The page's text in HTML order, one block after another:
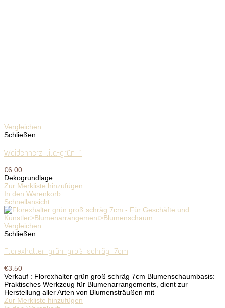
Vergleichen
Schließen
Weidenherz lila-grün 1
€6.00
Dekogrundlage
Zur Merkliste hinzufügen
In den Warenkorb
Schnellansicht
Vergleichen
Schließen
Florexhalter grün groß schräg 7cm
€3.50
Verkauf : Florexhalter grün groß schräg 7cm Blumenschaumbasis:
Praktisches Werkzeug für Blumenarrangements, dient zur
Herstellung aller Arten von Blumensträußen mit
Zur Merkliste hinzufügen